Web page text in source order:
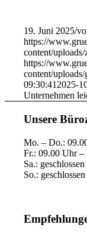
19. Juni 2025/
https://
content/
https://
content/
09:30:41 2025-
Unternehmen
Unsere
Mo. – Do.:
Fr.: 09.00 Uhr
Sa.: geschlossen
So.: geschlossen